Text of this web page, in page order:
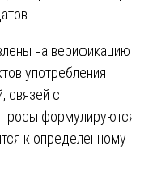
на верификацию
употребления
связей с
формулируются
к определенному